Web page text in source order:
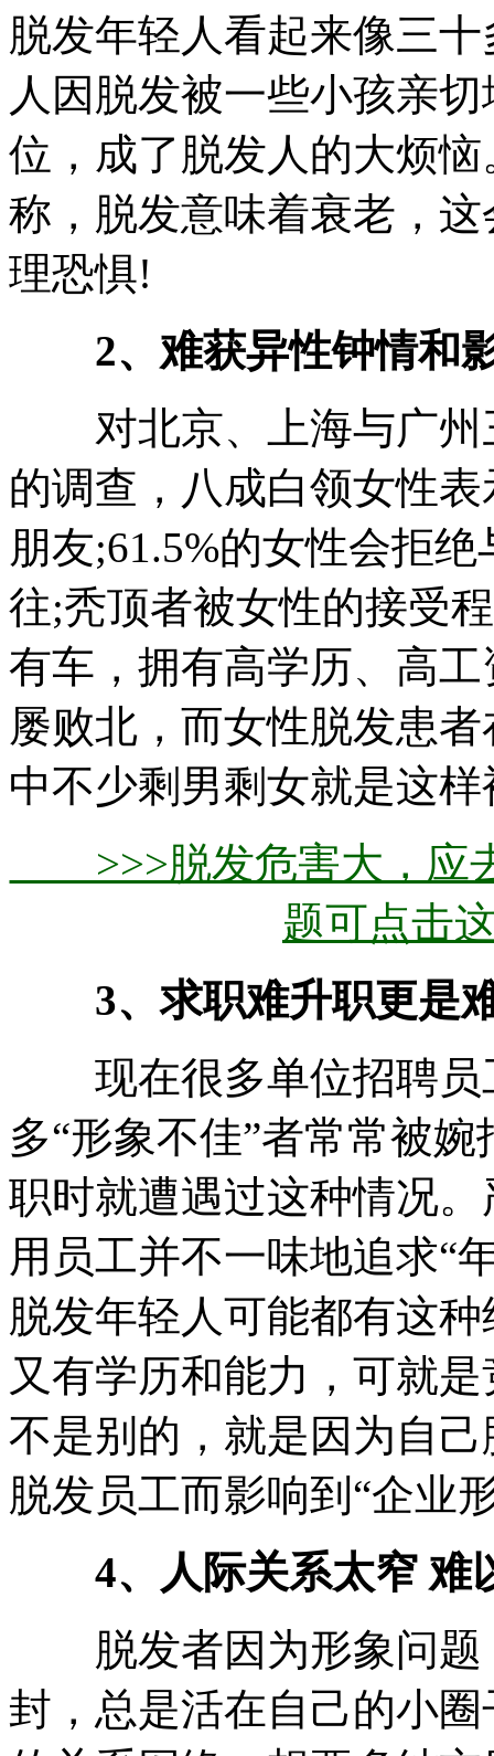
脱发年轻人看起来像三
人因脱发被一些小孩亲
位，成了脱发人的大烦
称，脱发意味着衰老，
理恐惧!
2、难获异性钟情和
对北京、上海与广州
的调查，八成白领女性
朋友;61.5%的女性会拒
往;秃顶者被女性的接受
有车，拥有高学历、高
屡败北，而女性脱发患
中不少剩男剩女就是这
>>>脱发危害大，应
题可点击
3、求职难升职更是
现在很多单位招聘员
多“形象不佳”者常常被
职时就遭遇过这种情况
用员工并不一味地追求“
脱发年轻人可能都有这
又有学历和能力，可就
不是别的，就是因为自
脱发员工而影响到“企业
4、人际关系太窄 难
脱发者因为形象问题
封，总是活在自己的小